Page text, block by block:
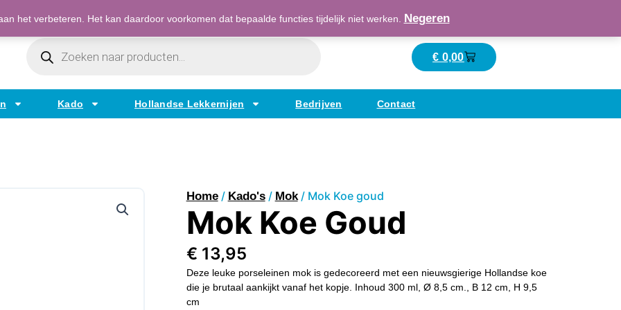
het verbeteren. Het kan daardoor voorkomen dat bepaalde functies tijdelijk niet werken. Negeren
Bestellen op factuur mogelijk voor bedrijven
Maatschappelijk verantwoord ondernemend
Producten
€ 0,00Winkelwagen
Kado Hollandse Lekkernijen Bedrijven Contact
Home/ Kado's/ Mok/ Mok Koe goud
Mok Koe Goud
€ 13,95
Deze leuke porseleinen mok is gedecoreerd met een nieuwsgierige Hollandse koe
die je brutaal aankijkt vanaf het kopje. Inhoud 300 ml, Ø 8,5 cm., B 12 cm, H 9,5
cm